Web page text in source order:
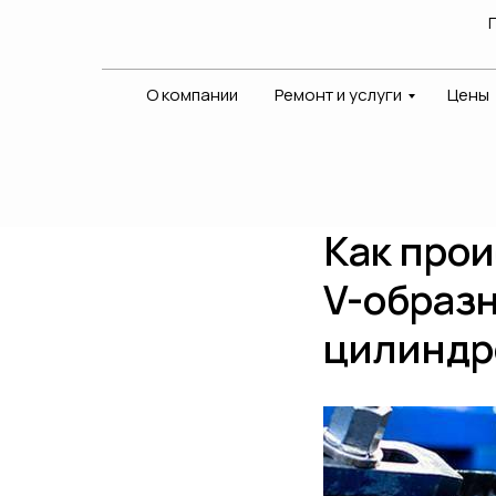
О компании Цены
Ремонт и услуги
Как
V-